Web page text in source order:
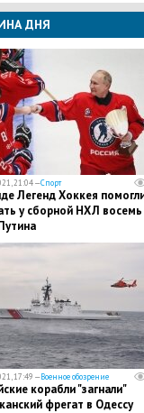
ДНЯ
21:04 —Спорт
Легенд Хоккея
у сборной НХЛ восемь
17:49 —Военное обозрение
корабли "загнали"
фрегат в Одессу